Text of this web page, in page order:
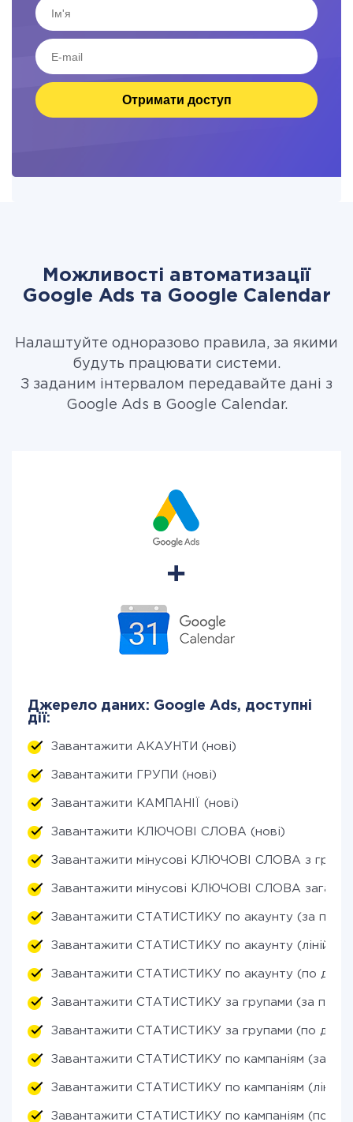
Отримати доступ
Можливості автоматизації
Google Ads та Google Calendar
Налаштуйте одноразово правила, за якими
будуть працювати системи.
З заданим інтервалом передавайте дані з
Google Ads в Google Calendar.
Джерело даних: Google Ads, доступні
дії:
Завантажити АКАУНТИ (нові)
Завантажити ГРУПИ (нові)
Завантажити КАМПАНІЇ (нові)
Завантажити КЛЮЧОВІ СЛОВА (нові)
Завантажити мінусові КЛЮЧОВІ СЛОВА з груп
Завантажити мінусові КЛЮЧОВІ СЛОВА
Завантажити СТАТИСТИКУ по акаунту (за
Завантажити СТАТИСТИКУ по акаунту (лінійний
Завантажити СТАТИСТИКУ по акаунту (по днях)
Завантажити СТАТИСТИКУ за групами (за
Завантажити СТАТИСТИКУ за групами (по днях)
Завантажити СТАТИСТИКУ по кампаніям (за
Завантажити СТАТИСТИКУ по кампаніям
Завантажити СТАТИСТИКУ по кампаніям (по